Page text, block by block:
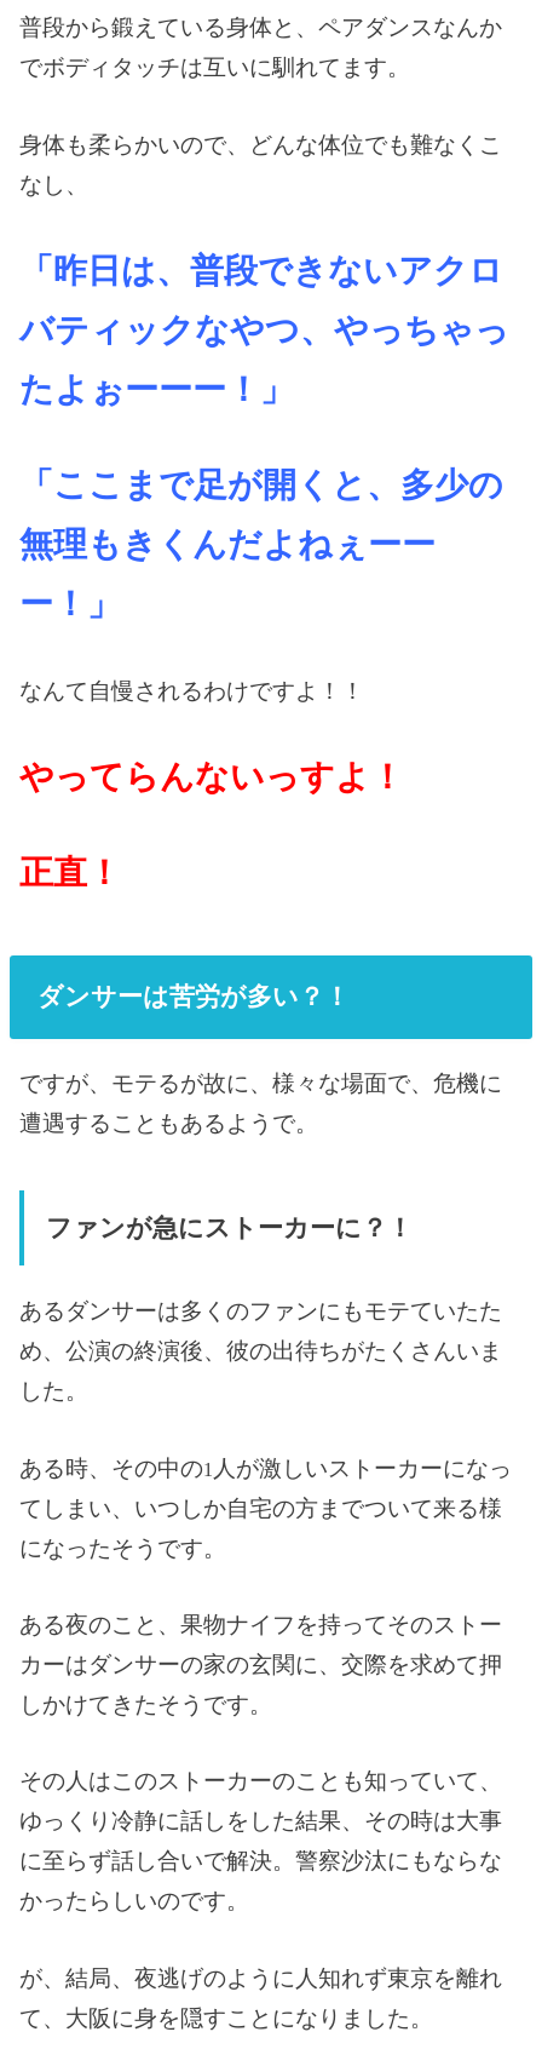
普段から鍛えている身体と、ペアダンスなんか
でボディタッチは互いに馴れてます。
身体も柔らかいので、どんな体位でも難なくこ
なし、
「昨日は、普段できないアクロ
バティックなやつ、やっちゃっ
たよぉーーー！」
「ここまで足が開くと、多少の
無理もきくんだよねぇーー
ー！」
なんて自慢されるわけですよ！！
やってらんないっすよ！
正直！
ダンサーは苦労が多い？！
ですが、モテるが故に、様々な場面で、危機に
遭遇することもあるようで。
ファンが急にストーカーに？！
あるダンサーは多くのファンにもモテていたた
め、公演の終演後、彼の出待ちがたくさんいま
した。
ある時、その中の1 人が激しいストーカーになっ
てしまい、いつしか自宅の方までついて来る様
になったそうです。
ある夜のこと、果物ナイフを持ってそのストー
カーはダンサーの家の玄関に、交際を求めて押
しかけてきたそうです。
その人はこのストーカーのことも知っていて、
ゆっくり冷静に話しをした結果、その時は大事
に至らず話し合いで解決。警察沙汰にもならな
かったらしいのです。
が、結局、夜逃げのように人知れず東京を離れ
て、大阪に身を隠すことになりました。